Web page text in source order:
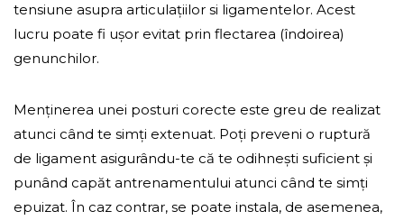
tensiune asupra articulațiilor si ligamentelor. Acest
lucru poate fi ușor evitat prin flectarea (îndoirea)
genunchilor.
Menținerea unei posturi corecte este greu de realizat
atunci când te simți extenuat. Poți preveni o ruptură
de ligament asigurându-te că te odihnești suficient și
punând capăt antrenamentului atunci când te simți
epuizat. În caz contrar, se poate instala, de asemenea,